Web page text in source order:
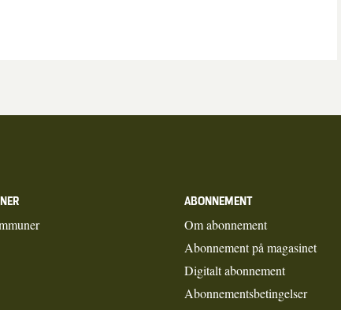
ABONNEMENT
Om abonnement
Abonnement på magasinet
Digitalt abonnement
Abonnementsbetingelser